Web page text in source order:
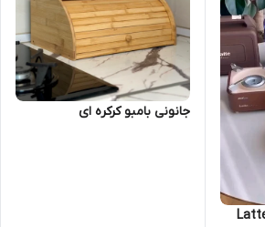
جانونی بامبو کرکره ای